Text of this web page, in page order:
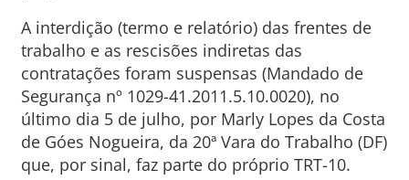
A interdição (termo e relatório) das frentes de
trabalho e as rescisões indiretas das
contratações foram suspensas (Mandado de
Segurança nº 1029-41.2011.5.10.0020), no
último dia 5 de julho, por Marly Lopes da Costa
de Góes Nogueira, da 20ª Vara do Trabalho (DF)
que, por sinal, faz parte do próprio TRT-10.